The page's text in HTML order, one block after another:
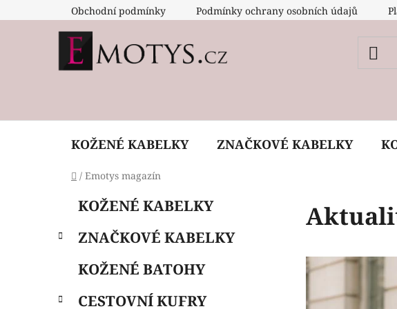
na
Obchodní podmínky Podmínky ochrany osobních údajů
KOŽENÉ KABELKY ZNAČKOVÉ KABELKY
Domů
/ Emotys magazín
s
Přeskočit
kategorie
e
i
KOŽENÉ KABELKY
ZNAČKOVÉ KABELKY
KOŽENÉ BATOHY
CESTOVNÍ KUFRY
V
ý